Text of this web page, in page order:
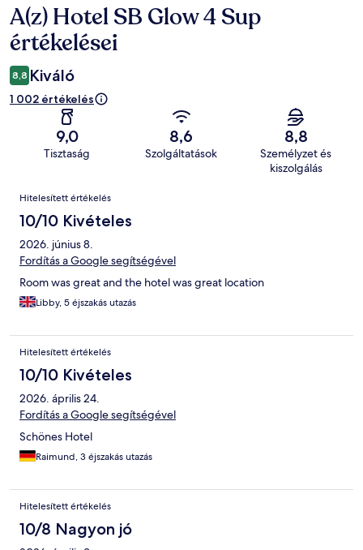
Értékelések
A(z) Hotel SB Glow 4 Sup
értékelései
8,8 Kiváló
1 002 értékelés
9,0
Tisztaság
8,6
Szolgáltatások
8,8
Személyzet és
kiszolgálás
Értékelések
Hitelesített értékelés
10/10 Kivételes
2026. június 8.
Fordítás a Google segítségével
Room was great and the hotel was great location
Libby, 5 éjszakás utazás
Hitelesített értékelés
10/10 Kivételes
2026. április 24.
Fordítás a Google segítségével
Schönes Hotel
Raimund, 3 éjszakás utazás
Hitelesített értékelés
10/8 Nagyon jó